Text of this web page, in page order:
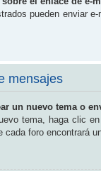
pueden enviar
mensajes
un nuevo tema o
tema, haga clic
cada foro encontrará